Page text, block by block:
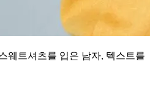
웨트셔츠를 입은 남자, 텍스트를